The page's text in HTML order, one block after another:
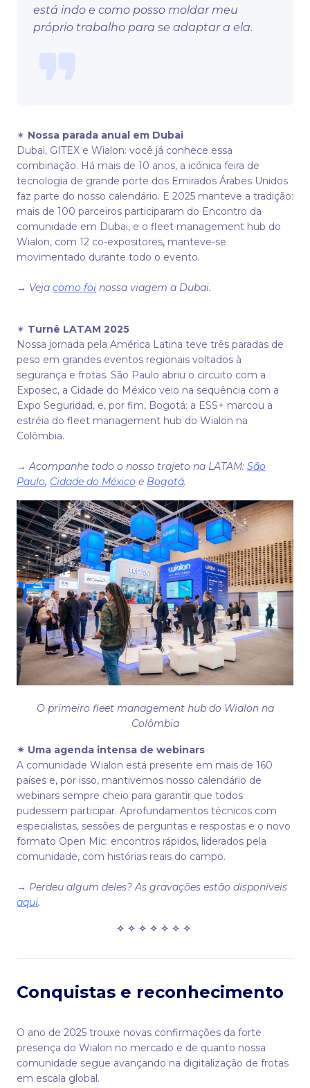
está indo e como posso moldar meu
próprio trabalho para se adaptar a ela.
✴ Nossa parada anual em Dubai
Dubai, GITEX e Wialon: você já conhece essa
combinação. Há mais de 10 anos, a icônica feira de
tecnologia de grande porte dos Emirados Árabes Unidos
faz parte do nosso calendário. E 2025 manteve a tradição:
mais de 100 parceiros participaram do Encontro da
comunidade em Dubai, e o fleet management hub do
Wialon, com 12 co-expositores, manteve-se
movimentado durante todo o evento.
→ Veja como foi nossa viagem a Dubai.
✴ Turnê LATAM 2025
Nossa jornada pela América Latina teve três paradas de
peso em grandes eventos regionais voltados à
segurança e frotas. São Paulo abriu o circuito com a
Exposec, a Cidade do México veio na sequência com a
Expo Seguridad, e, por fim, Bogotá: a ESS+ marcou a
estréia do fleet management hub do Wialon na
Colômbia.
→ Acompanhe todo o nosso trajeto na LATAM: São
Paulo, Cidade do México e Bogotá.
O primeiro fleet management hub do Wialon na
Colômbia
✴ Uma agenda intensa de webinars
A comunidade Wialon está presente em mais de 160
países e, por isso, mantivemos nosso calendário de
webinars sempre cheio para garantir que todos
pudessem participar. Aprofundamentos técnicos com
especialistas, sessões de perguntas e respostas e o novo
formato Open Mic: encontros rápidos, liderados pela
comunidade, com histórias reais do campo.
→ Perdeu algum deles? As gravações estão disponíveis
aqui.
✧ ✧ ✧ ✧ ✧ ✧ ✧
Conquistas e reconhecimento
O ano de 2025 trouxe novas confirmações da forte
presença do Wialon no mercado e de quanto nossa
comunidade segue avançando na digitalização de frotas
em escala global.